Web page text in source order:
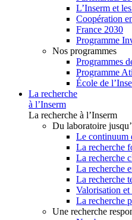
L’Inserm et
Coopération
France 2030
Programme
Nos programmes
Programmes
Programme
École de
La recherche
à l’Inserm
La recherche à l’Inserm
Du laboratoire
Le continuum
La recherche
La recherche
La recherche
La recherche
Valorisation et
La recherche
Une recherche